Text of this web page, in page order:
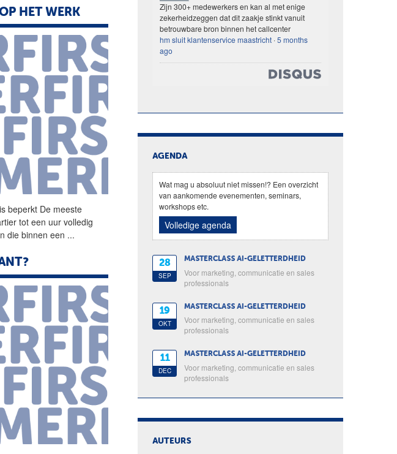
HET WERK
is beperkt De meeste
tot een uur volledig
die binnen een ...
Zijn 300+ medewerkers en kan al met enige
zekerheidzeggen dat dit zaakje stinkt vanuit
betrouwbare bron binnen het callcenter
hm sluit klantenservice maastricht ·5 months
ago
AGENDA
Wat mag u absoluut niet missen!? Een overzicht
van aankomende evenementen, seminars,
workshops etc.
Volledige agenda
28
SEP
MASTERCLASS AI-GELETTERDHEID
Voor marketing, communicatie en sales
professionals
19
OKT
MASTERCLASS AI-GELETTERDHEID
Voor marketing, communicatie en sales
professionals
11
DEC
MASTERCLASS AI-GELETTERDHEID
Voor marketing, communicatie en sales
professionals
AUTEURS